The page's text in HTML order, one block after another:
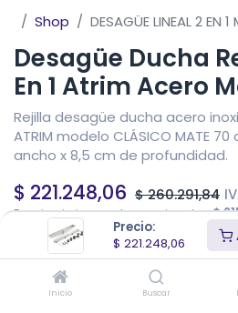
Precio:
$ 221.248,06
Inicio Buscar
Shop DESAGÜE LINEAL 2 EN
Desagüe Ducha
En 1 Atrim Acero
Rejilla desagüe ducha acero
ATRIM modelo CLÁSICO MATE
ancho x 8,5 cm de profundidad.
$ 221.248,06 $260.291,84
Precio sin impuestos nacionales$